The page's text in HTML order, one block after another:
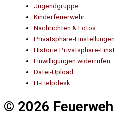
Jugendgruppe
Kinderfeuerwehr
Nachrichten & Fotos
Privatsphäre-
Historie Privatsphäre-
Einwilligungen widerrufen
Datei-Upload
IT-Helpdesk
© 2026